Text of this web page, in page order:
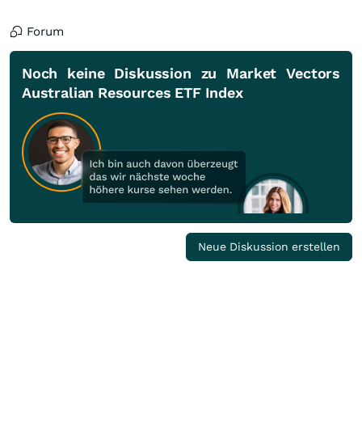
Forum
Noch keine Diskussion zu Market Vectors
Australian Resources ETF Index
Neue Diskussion erstellen